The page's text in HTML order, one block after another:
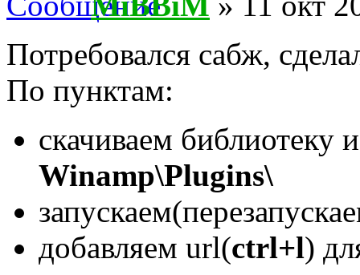
Потребовался сабж,
По пунктам:
скачиваем библиотеку
Winamp\Plugins\
добавляем url(ctrl+l)